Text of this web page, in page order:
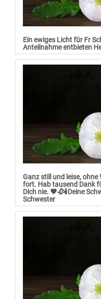
Ein ewiges Licht für Fr
Anteilnahme entbieten
Ganz still und leise,
fort. Hab tausend Dank
Dich nie. 🖤🥀🕯️Deine
Schwester